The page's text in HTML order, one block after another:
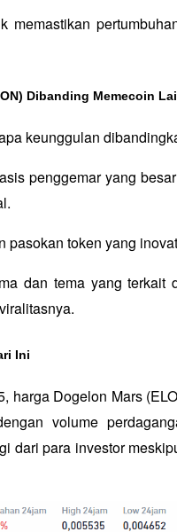
memastikan
Dibanding Memecoin
keunggulan
penggemar yang
pasokan token yang
dan tema yang terkait
Ini
harga Dogelon Mars
volume
dari para investor